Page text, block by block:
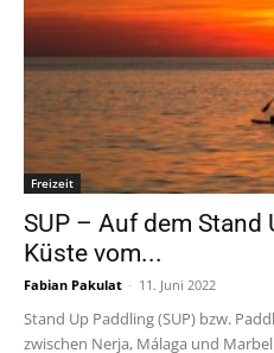
Freizeit
SUP – Auf dem Stand
Küste vom...
Fabian Pakulat - 11. Juni 2022
Stand Up Paddling (SUP) bzw.
zwischen Nerja, Málaga und